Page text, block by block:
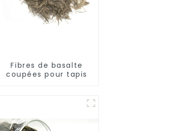
Fibres de basalte
coupées pour tapis